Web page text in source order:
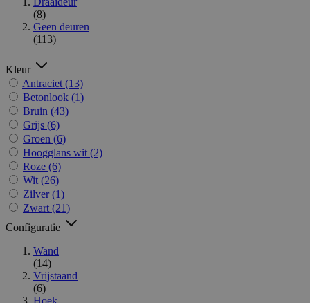
(8)
Geen deuren
(113)
Kleur
Antraciet (13)
Betonlook (1)
Bruin (43)
Grijs (6)
Groen (6)
Hoogglans wit (2)
Roze (6)
Wit (26)
Zilver (1)
Zwart (21)
Configuratie
Wand
(14)
Vrijstaand
(6)
Hoek